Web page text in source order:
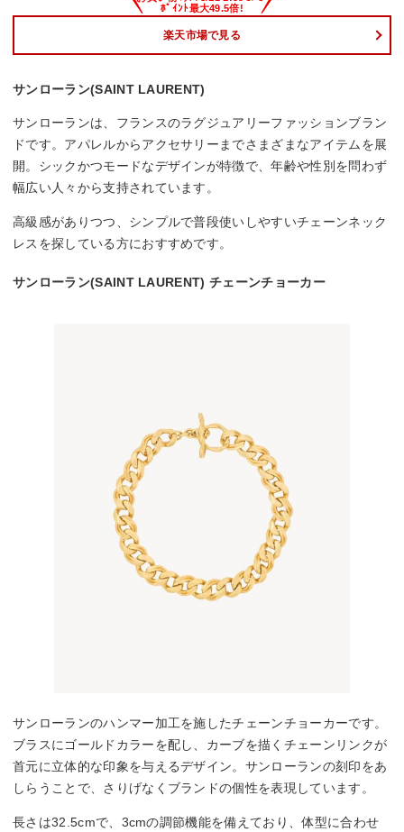
楽天市場で見る
サンローラン(SAINT LAURENT)
サンローランは、フランスのラグジュアリーファッションブラン
ドです。アパレルからアクセサリーまでさまざまなアイテムを展
開。シックかつモードなデザインが特徴で、年齢や性別を問わず
幅広い人々から支持されています。
高級感がありつつ、シンプルで普段使いしやすいチェーンネック
レスを探している方におすすめです。
サンローラン(SAINT LAURENT) チェーンチョーカー
サンローランのハンマー加工を施したチェーンチョーカーです。
ブラスにゴールドカラーを配し、カーブを描くチェーンリンクが
首元に立体的な印象を与えるデザイン。サンローランの刻印をあ
しらうことで、さりげなくブランドの個性を表現しています。
長さは32.5cmで、3cmの調節機能を備えており、体型に合わせ